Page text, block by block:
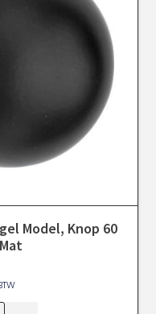
Model, Knop 60